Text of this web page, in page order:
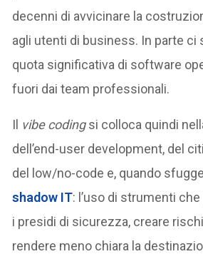
decenni di avvicinare la
agli utenti di business. In parte ci
quota significativa di software
fuori dai team professionali.
Il vibe codingsi colloca quindi
dell’end-user development, del
del low/no-code e, quando
shadow IT: l’uso di strumenti
i presidi di sicurezza, creare
rendere meno chiara la